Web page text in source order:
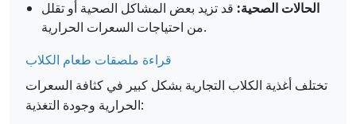
الحالات الصحية: قد تزيد بعض المشاكل الصحية أو تقلل
من احتياجات السعرات الحرارية.
قراءة ملصقات طعام الكلاب
تختلف أغذية الكلاب التجارية بشكل كبير في كثافة السعرات
الحرارية وجودة التغذية: